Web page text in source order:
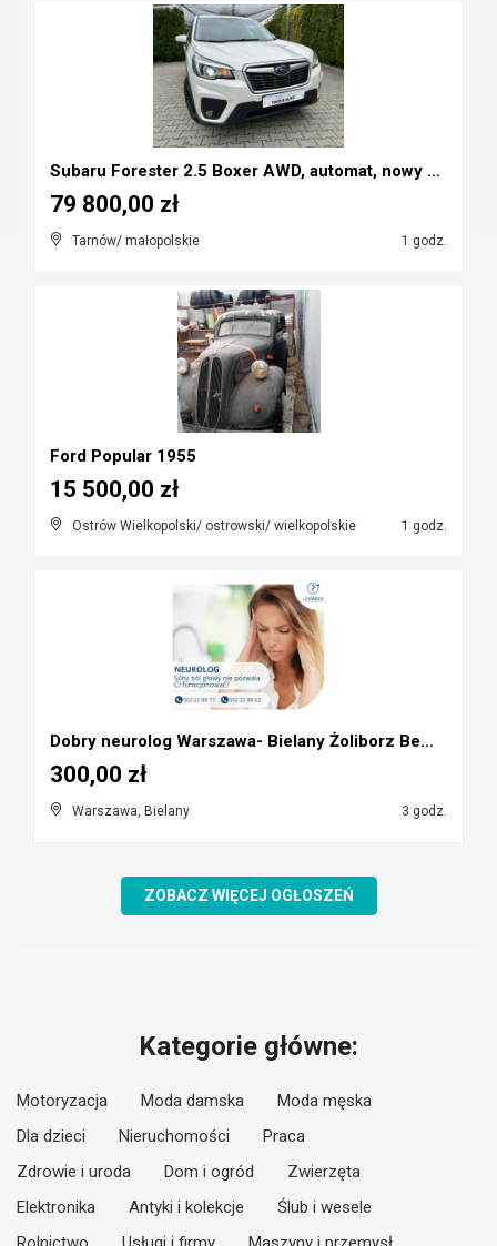
Subaru Forester 2.5 Boxer AWD, automat, nowy model...
Tarnów/ małopolskie 1 godz.
79 800,00 zł
Ford Popular 1955
Ostrów Wielkopolski/ ostrowski/ wielkopolskie 1 godz.
15 500,00 zł
Dobry neurolog Warszawa- Bielany Żoliborz Bemowo W...
Warszawa, Bielany 3 godz.
300,00 zł
ZOBACZ WIĘCEJ OGŁOSZEŃ
Kategorie główne:
Motoryzacja Moda damska
Moda męska
Dla dzieci
Nieruchomości
Praca
Zdrowie i uroda
Dom i ogród
Zwierzęta
Elektronika
Antyki i kolekcje
Ślub i wesele